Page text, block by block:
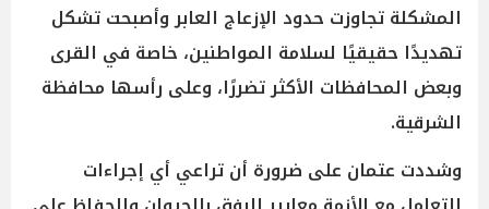
المشكلة تجاوزت حدود الإزعاج العابر وأصبحت تشكل
تهديدًا حقيقيًا لسلامة المواطنين، خاصة في القرى
وبعض المحافظات الأكثر تضررًا، وعلى رأسها محافظة
الشرقية.
وشددت عتمان على ضرورة أن تراعي أي إجراءات